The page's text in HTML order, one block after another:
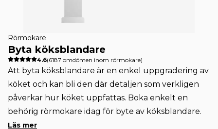
Rörmokare
Byta köksblandare
4.6(6187 omdömen inom rörmokare)
Att byta köksblandare är en enkel uppgradering av
köket och kan bli den där detaljen som verkligen
påverkar hur köket uppfattas. Boka enkelt en
behörig rörmokare idag för byte av köksblandare.
Läs mer